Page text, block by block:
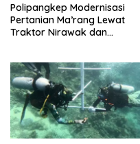
Polipangkep Modernisasi
Pertanian Ma’rang Lewat
Traktor Nirawak dan